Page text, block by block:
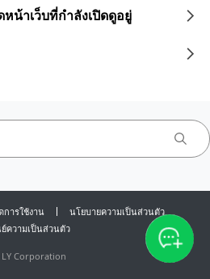
น้าเว็บที่กำลังเปิดดูอยู่
ารใช้งาน
นโยบายความเป็นส่วนตัว
ความเป็นส่วนตัว
LY Corporation